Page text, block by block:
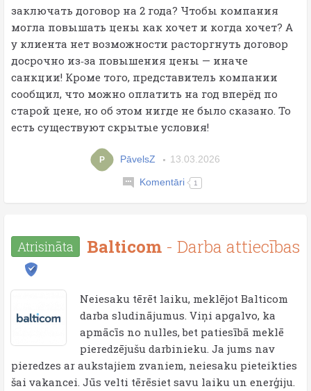
заключать договор на 2 года? Чтобы компания
могла повышать цены как хочет и когда хочет? А
у клиента нет возможности расторгнуть договор
досрочно из‑за повышения цены — иначе
санкции! Кроме того, представитель компании
сообщил, что можно оплатить на год вперёд по
старой цене, но об этом нигде не было сказано. То
есть существуют скрытые условия!
P PāvelsZ 13.03.2026
Komentāri 1
Atrisināta Balticom - Darba attiecības
Neiesaku tērēt laiku, meklējot Balticom
darba sludinājumus. Viņi apgalvo, ka
apmācīs no nulles, bet patiesībā meklē
pieredzējušu darbinieku. Ja jums nav
pieredzes ar aukstajiem zvaniem, neiesaku pieteikties
šai vakancei. Jūs velti tērēsiet savu laiku un enerģiju.